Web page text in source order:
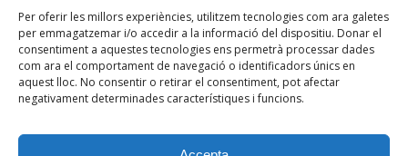
Per oferir les millors experiències, utilitzem tecnologies com ara galetes
per emmagatzemar i/o accedir a la informació del dispositiu. Donar el
consentiment a aquestes tecnologies ens permetrà processar dades
com ara el comportament de navegació o identificadors únics en
aquest lloc. No consentir o retirar el consentiment, pot afectar
negativament determinades característiques i funcions.
937 479 758
federacio@fedecatjudo.cat